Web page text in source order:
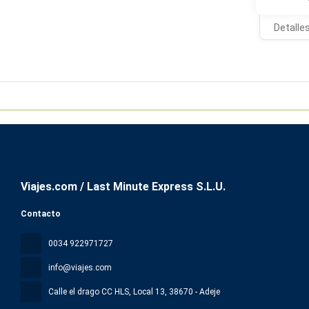
Viajes.com / Last Minute Express S.L.U.
Contacto
0034 922971727
info@viajes.com
Calle el drago CC HLS, Local 13, 38670 - Adeje